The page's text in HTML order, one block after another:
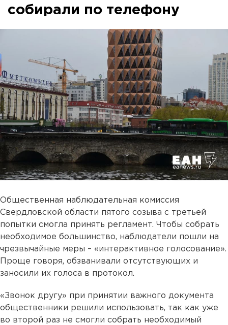
собирали по телефону
Общественная наблюдательная комиссия
Свердловской области пятого созыва с третьей
попытки смогла принять регламент. Чтобы собрать
необходимое большинство, наблюдатели пошли на
чрезвычайные меры – «интерактивное голосование».
Проще говоря, обзванивали отсутствующих и
заносили их голоса в протокол.
«Звонок другу» при принятии важного документа
общественники решили использовать, так как уже
во второй раз не смогли собрать необходимый